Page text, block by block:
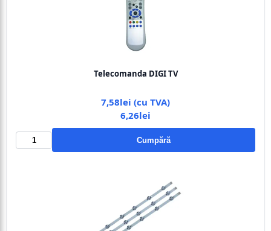
Telecomanda DIGI TV
7,58lei (cu TVA)
6,26lei
Cumpără